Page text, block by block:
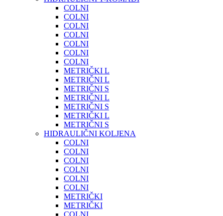
COLNI
COLNI
COLNI
COLNI
COLNI
COLNI
COLNI
METRIČKI L
METRIČNI L
METRIČNI S
METRIČNI L
METRIČNI S
METRIČKI L
METRIČNI S
HIDRAULIČNI KOLJENA
COLNI
COLNI
COLNI
COLNI
COLNI
COLNI
METRIČKI
METRIČKI
COLNI